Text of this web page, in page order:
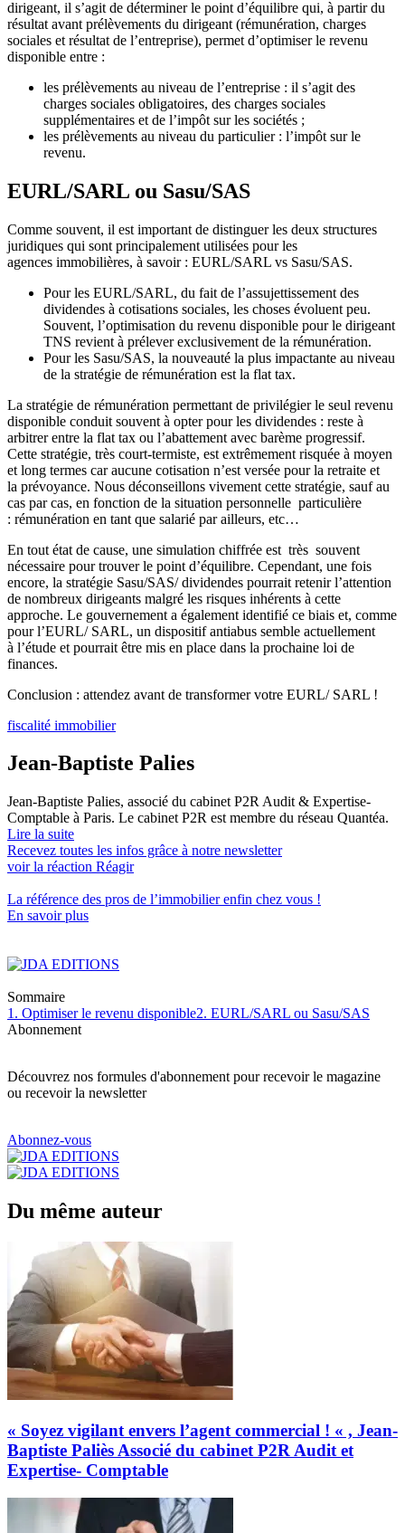
dirigeant, il s’agit de déterminer le point d’équilibre qui, à partir du
résultat avant prélèvements du dirigeant (rémunération, charges
sociales et résultat de l’entreprise), permet d’optimiser le revenu
disponible entre :
les prélèvements au niveau de l’entreprise : il s’agit des
charges sociales obligatoires, des charges sociales
supplémentaires et de l’impôt sur les sociétés ;
les prélèvements au niveau du particulier : l’impôt sur le
revenu.
EURL/SARL ou Sasu/SAS
Comme souvent, il est important de distinguer les deux structures
juridiques qui sont principalement utilisées pour les
agences immobilières, à savoir : EURL/SARL vs Sasu/SAS.
Pour les EURL/SARL, du fait de l’assujettissement des
dividendes à cotisations sociales, les choses évoluent peu.
Souvent, l’optimisation du revenu disponible pour le dirigeant
TNS revient à prélever exclusivement de la rémunération.
Pour les Sasu/SAS, la nouveauté la plus impactante au niveau
de la stratégie de rémunération est la flat tax.
La stratégie de rémunération permettant de privilégier le seul revenu
disponible conduit souvent à opter pour les dividendes : reste à
arbitrer entre la flat tax ou l’abattement avec barème progressif.
Cette stratégie, très court-termiste, est extrêmement risquée à moyen
et long termes car aucune cotisation n’est versée pour la retraite et
la prévoyance. Nous déconseillons vivement cette stratégie, sauf au
cas par cas, en fonction de la situation personnelle particulière
: rémunération en tant que salarié par ailleurs, etc…
En tout état de cause, une simulation chiffrée est très souvent
nécessaire pour trouver le point d’équilibre. Cependant, une fois
encore, la stratégie Sasu/SAS/ dividendes pourrait retenir l’attention
de nombreux dirigeants malgré les risques inhérents à cette
approche. Le gouvernement a également identifié ce biais et, comme
pour l’EURL/ SARL, un dispositif antiabus semble actuellement
à l’étude et pourrait être mis en place dans la prochaine loi de
finances.
Conclusion : attendez avant de transformer votre EURL/ SARL !
fiscalité immobilier
Jean-Baptiste Palies
Jean-Baptiste Palies, associé du cabinet P2R Audit & Expertise-
Comptable à Paris. Le cabinet P2R est membre du réseau Quantéa.
Lire la suite
Recevez toutes les infos grâce à notre newsletter
voir la réaction Réagir
La référence des pros de l’immobilierenfin chez vous !
En savoir plus
Sommaire
1. Optimiser le revenu disponible2. EURL/SARL ou Sasu/SAS
Abonnement
Découvrez nos formules d'abonnement pour recevoir le magazine
ou recevoir la newsletter
Abonnez-vous
Du même auteur
« Soyez vigilant envers l’agent commercial ! « , Jean-
Baptiste Paliès Associé du cabinet P2R Audit et
Expertise- Comptable